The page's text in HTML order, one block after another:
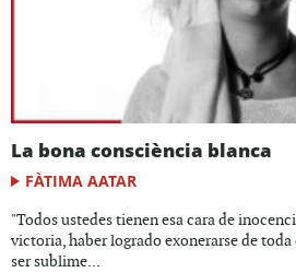
La bona consciència blanca
FÀTIMA AATAR
"Todos ustedes tienen esa cara de
victoria, haber logrado exonerarse de
ser sublime...